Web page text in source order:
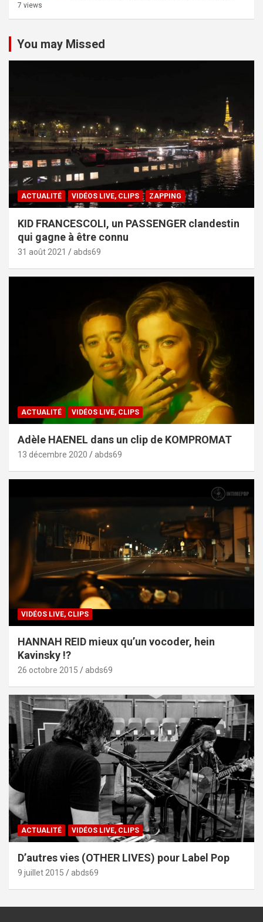
7 views
You may Missed
ACTUALITÉ VIDÉOS LIVE, CLIPS ZAPPING
KID FRANCESCOLI, un PASSENGER clandestin
qui gagne à être connu
31 août 2021 abds69
ACTUALITÉ VIDÉOS LIVE, CLIPS
Adèle HAENEL dans un clip de KOMPROMAT
13 décembre 2020 abds69
VIDÉOS LIVE, CLIPS
HANNAH REID mieux qu’un vocoder, hein
Kavinsky !?
26 octobre 2015 abds69
ACTUALITÉ VIDÉOS LIVE, CLIPS
D’autres vies (OTHER LIVES) pour Label Pop
9 juillet 2015 abds69